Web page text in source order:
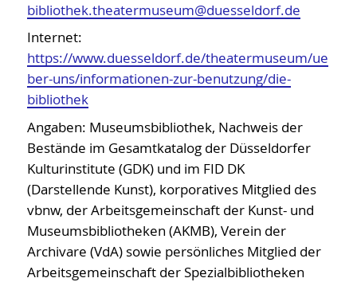
bibliothek.theatermuseum@duesseldorf.de
Internet:
https://www.duesseldorf.de/theatermuseum/ue
ber-uns/informationen-zur-benutzung/die-
bibliothek
Angaben: Museumsbibliothek, Nachweis der
Bestände im Gesamtkatalog der Düsseldorfer
Kulturinstitute (GDK) und im FID DK
(Darstellende Kunst), korporatives Mitglied des
vbnw, der Arbeitsgemeinschaft der Kunst- und
Museumsbibliotheken (AKMB), Verein der
Archivare (VdA) sowie persönliches Mitglied der
Arbeitsgemeinschaft der Spezialbibliotheken